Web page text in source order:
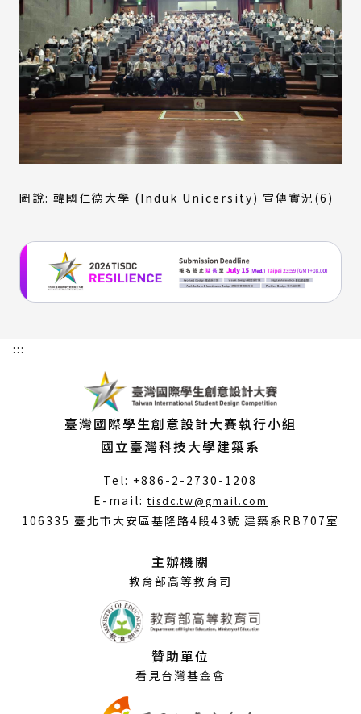
圖說: 韓國仁德大學 (Induk Unicersity) 宣傳實況(6)
:::
臺灣國際學生創意設計大賽執行小組
國立臺灣科技大學建築系
Tel: +886-2-2730-1208
E-mail:tisdc.tw@gmail.com
開
106335 臺北市大安區基隆路4段43號 建築系RB707室
主辦機關
教育部高等教育司
贊助單位
看見台灣基金會